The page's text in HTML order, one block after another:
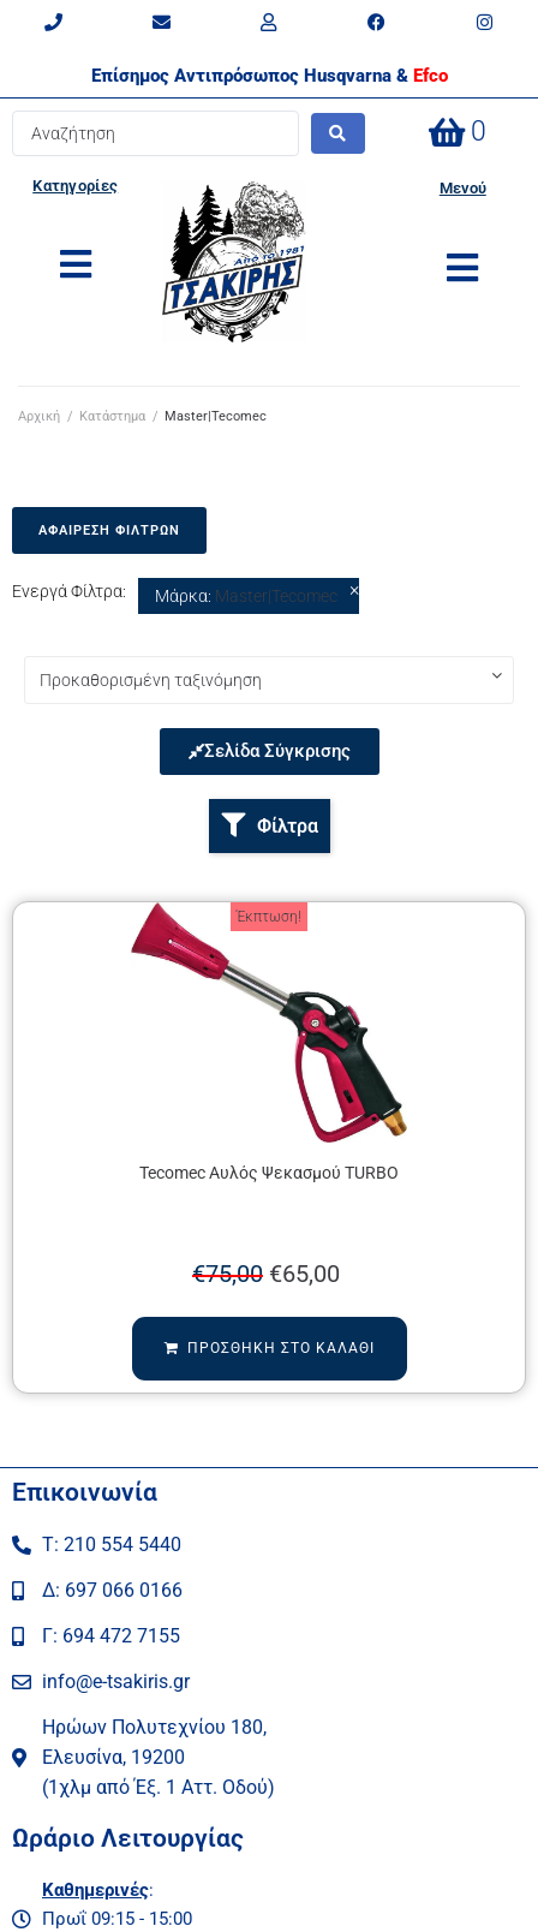
Επίσημος Αντιπρόσωπος Husqvarna & Efco
0
Κατηγορίες Μενού
Αρχική / Κατάστημα / Master|Tecomec
ΑΦΑΊΡΕΣΗ ΦΊΛΤΡΩΝ
Ενεργά Φίλτρα: Μάρκα: Master|Tecomec ×
Σελίδα Σύγκρισης
Φίλτρα
Έκπτωση!
Tecomec Αυλός Ψεκασμού TURBO
€75,00 €65,00
ΠΡΟΣΘΉΚΗ ΣΤΟ ΚΑΛΆΘΙ
Επικοινωνία
Τ: 210 554 5440
Δ: 697 066 0166
Γ: 694 472 7155
info@e-tsakiris.gr
Ηρώων Πολυτεχνίου 180,
Ελευσίνα, 19200
(1χλμ από Έξ. 1 Αττ. Οδού)
Ωράριο Λειτουργίας
Καθημερινές:
Πρωΐ 09:15 - 15:00